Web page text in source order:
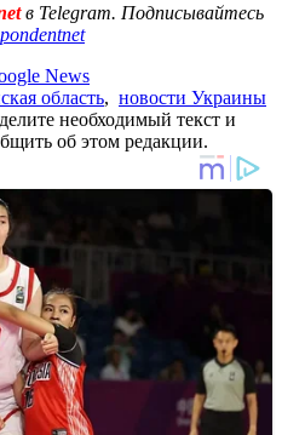
в Telegram. Подписывайтесь
News
область, новости Украины
необходимый текст и
об этом редакции.